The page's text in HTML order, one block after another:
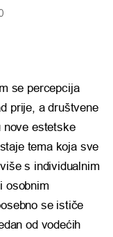
se percepcija
prije, a društvene
nove estetske
tema koja sve
s individualnim
osobnim
se ističe
od vodećih